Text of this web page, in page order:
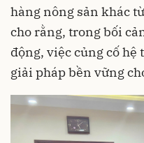
hàng nông sản khác
cho rằng, trong bối
động, việc củng cố
giải pháp bền vững